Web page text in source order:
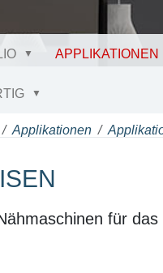
APPLIKATIONEN
Applikationen
für